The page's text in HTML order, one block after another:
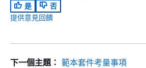
是
否
提供意見回饋
下一個主題： 範本套件考量事項